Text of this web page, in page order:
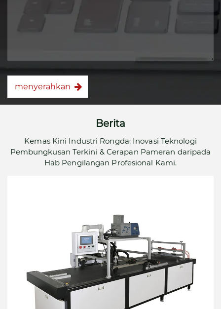
Berita
Kemas Kini Industri Rongda: Inovasi Teknologi
Pembungkusan Terkini & Cerapan Pameran daripada
Hab Pengilangan Profesional Kami.